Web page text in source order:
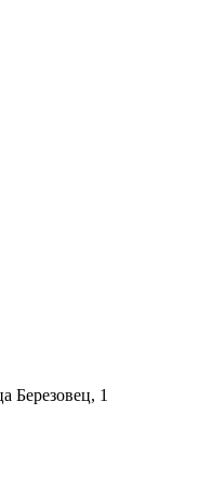
Березовец, 1